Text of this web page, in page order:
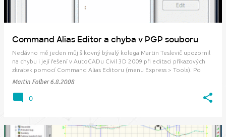
Command Alias Editor a chyba v PGP souboru
Nedávno mě jeden můj šikovný bývalý kolega Martin Teslevič upozornil
na chybu i její řešení v AutoCADu Civil 3D 2009 při editaci příkazových
zkratek pomocí Command Alias Editoru (menu Express > Tools). Po
spuštění editoru se na monitoru objevila následující - vše vysvětlující
Martin Folber 6.8.2008
0